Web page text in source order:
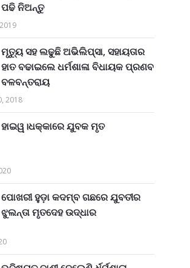
ପଢି ନିଅନ୍ତୁ
ମୃତ୍ୟୁ ସହ ଲଢୁଛି ଅଭିଲିପ୍ସା, ସହାୟତାର
ହାତ ବଢାଇଲେ ଧର୍ମଶାଳା ବିଧାୟକ ପ୍ରଣବ
ବଳବନ୍ତରାୟ
2018
ହାଇୱ।ଧକ୍କାରେ ଯୁବକ ମୃତ
ପୋଖରୀ ହୁଡ଼ା କଦମ୍ବ ଗଛରେ ଯୁବତୀର
ଝୁଲନ୍ତା ମୃତଦେହ ଉଦ୍ଧାର